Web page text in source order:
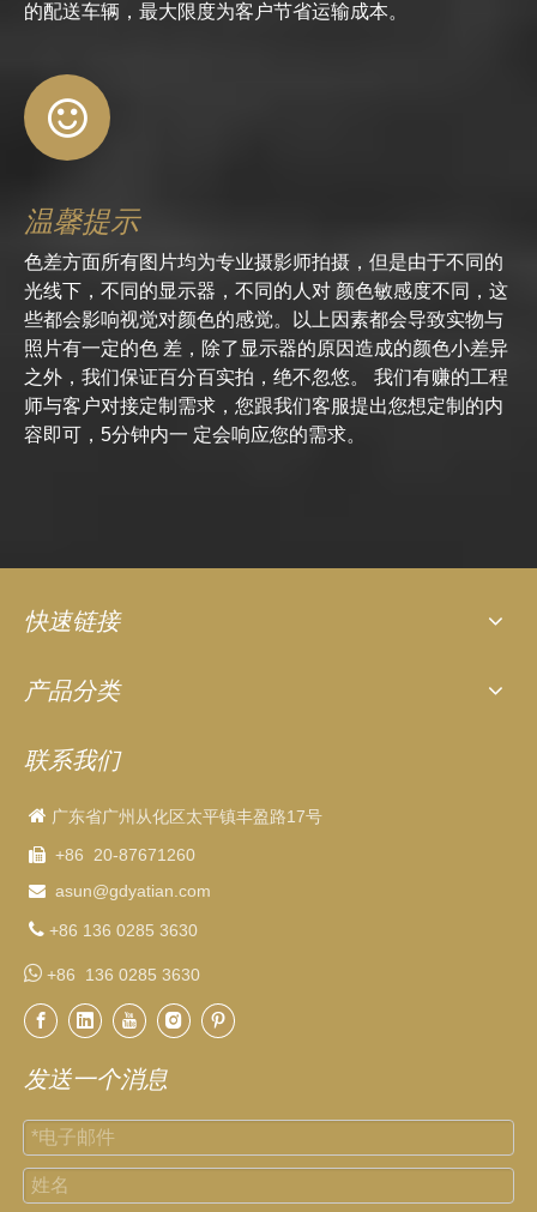
的配送车辆，最大限度为客户节省运输成本。
温馨提示
色差方面所有图片均为专业摄影师拍摄，但是由于不同的
光线下，不同的显示器，不同的人对 颜色敏感度不同，这
些都会影响视觉对颜色的感觉。以上因素都会导致实物与
照片有一定的色 差，除了显示器的原因造成的颜色小差异
之外，我们保证百分百实拍，绝不忽悠。 我们有赚的工程
师与客户对接定制需求，您跟我们客服提出您想定制的内
容即可，5分钟内一 定会响应您的需求。
快速链接
产品分类
联系我们
 广东省广州从化区太平镇丰盈路17号
 +86 20-87671260
 asun@gdyatian.com
 +86 136 0285 3630
 +86 136 0285 3630
发送一个消息